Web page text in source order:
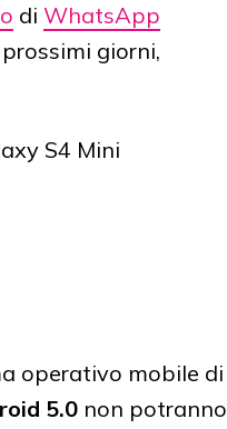
di WhatsApp
giorni,
S4 Mini
operativo mobile di
5.0 non potranno